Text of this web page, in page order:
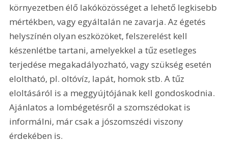
környezetben élő lakóközösséget a lehető legkisebb
mértékben, vagy egyáltalán ne zavarja. Az égetés
helyszínén olyan eszközöket, felszerelést kell
készenlétbe tartani, amelyekkel a tűz esetleges
terjedése megakadályozható, vagy szükség esetén
eloltható, pl. oltóvíz, lapát, homok stb. A tűz
eloltásáról is a meggyújtójának kell gondoskodnia.
Ajánlatos a lombégetésről a szomszédokat is
informálni, már csak a jószomszédi viszony
érdekében is.